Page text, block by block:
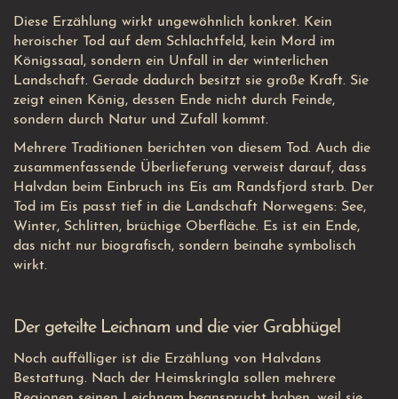
Diese Erzählung wirkt ungewöhnlich konkret. Kein
heroischer Tod auf dem Schlachtfeld, kein Mord im
Königssaal, sondern ein Unfall in der winterlichen
Landschaft. Gerade dadurch besitzt sie große Kraft. Sie
zeigt einen König, dessen Ende nicht durch Feinde,
sondern durch Natur und Zufall kommt.
Mehrere Traditionen berichten von diesem Tod. Auch die
zusammenfassende Überlieferung verweist darauf, dass
Halvdan beim Einbruch ins Eis am Randsfjord starb. Der
Tod im Eis passt tief in die Landschaft Norwegens: See,
Winter, Schlitten, brüchige Oberfläche. Es ist ein Ende,
das nicht nur biografisch, sondern beinahe symbolisch
wirkt.
Der geteilte Leichnam und die vier Grabhügel
Noch auffälliger ist die Erzählung von Halvdans
Bestattung. Nach der Heimskringla sollen mehrere